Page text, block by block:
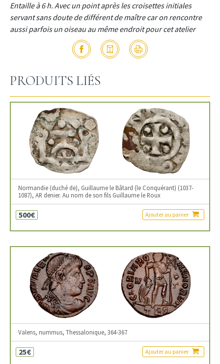
Entaille à 6 h. Avec un point après les croisettes initiales
servant sans doute de différent de maître car on rencontre
aussi parfois un oiseau au même endroit pour cet atelier
PRODUITS LIÉS
Normandie (duché de), Guillaume le Bâtard (le Conquérant) (1037-
1087), AR denier. Au nom de son fils Guillaume le Roux
500€ Ajouter au panier
Valens, nummus, Thessalonique, 364-367
25€ Ajouter au panier